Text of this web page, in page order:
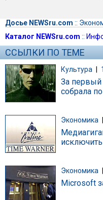
Досье NEWSru.com ::
Каталог NEWSru.com ::
ССЫЛКИ ПО ТЕМЕ
Культура |
За первый
собрала
Экономика
Экономика
Microsoft